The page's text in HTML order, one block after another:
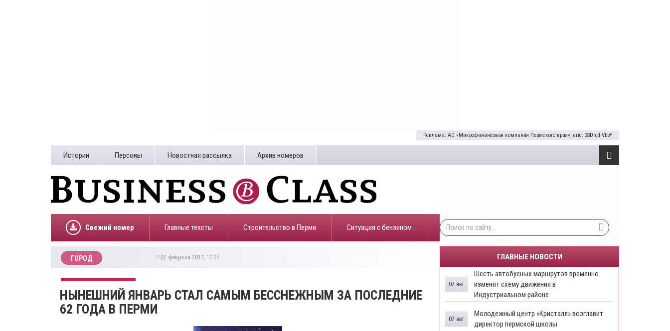
Реклама: АО «Микрофинансовая компания Пермского края», erid: 2SDnjdiVbbY
Истории Персоны Новостная рассылка Архив номеров
Свежий номер Главные тексты Строительство в Перми ​Ситуация с бензином
ГОРОД 07 февраля 2012, 10:27
НЫНЕШНИЙ ЯНВАРЬ СТАЛ САМЫМ БЕССНЕЖНЫМ ЗА ПОСЛЕДНИЕ
62 ГОДА В ПЕРМИ
ГЛАВНЫЕ НОВОСТИ
Шесть автобусных маршрутов временно
изменят схему движения в
Индустриальном районе
07 авг
Молодежный центр «Кристалл» возглавит
директор пермской школы
07 авг